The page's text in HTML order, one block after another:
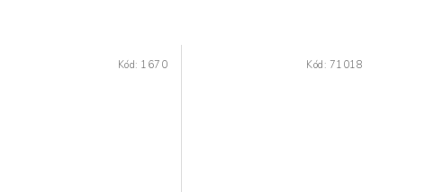
Kód: 1670 Kód: 71018